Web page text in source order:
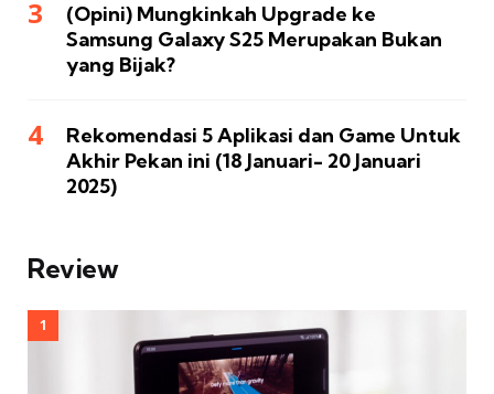
(Opini) Mungkinkah Upgrade ke
Samsung Galaxy S25 Merupakan Bukan
yang Bijak?
Rekomendasi 5 Aplikasi dan Game Untuk
Akhir Pekan ini (18 Januari- 20 Januari
2025)
Review